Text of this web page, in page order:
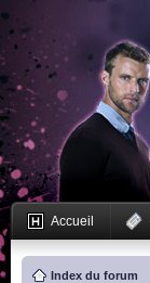
Accueil
Index du forum